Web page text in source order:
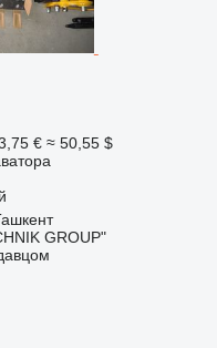
€ ≈ 50,55 $
GROUP"